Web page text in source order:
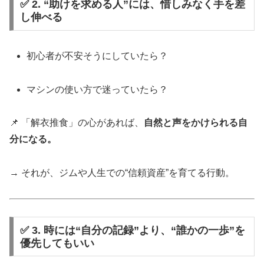
✅ 2. “助けを求める人”には、惜しみなく手を差
し伸べる
初心者が不安そうにしていたら？
マシンの使い方で迷っていたら？
📌 「解衣推食」の心があれば、
自然と声をかけられる自
分になる。
→ それが、ジムや人生での“信頼資産”を育てる行動。
✅ 3. 時には“自分の記録”より、“誰かの一歩”を
優先してもいい